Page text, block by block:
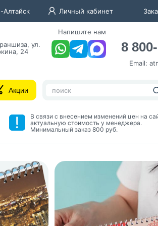
Алтайск Личный кабинет
ул.
24
Напишите нам
8
Email:
Акции
В связи с внесением изменений цен на
актуальную стоимость у менеджера.
Минимальный заказ 800 руб.
и согласие с